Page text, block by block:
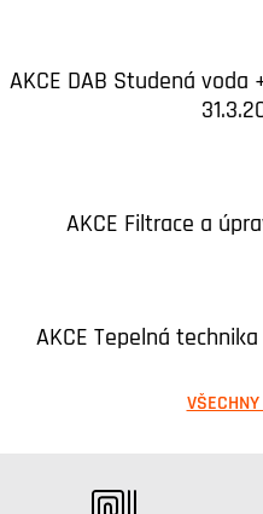
AKCE DAB Studená voda
AKCE Filtrace a
AKCE Tepelná technika